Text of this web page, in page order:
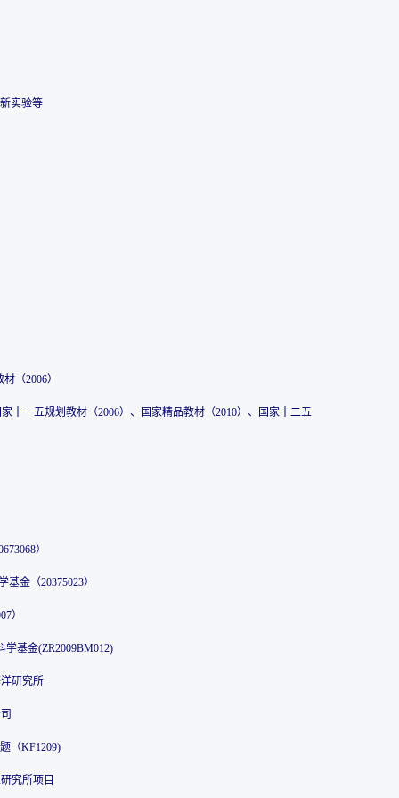
实验等
（2006）
十一五规划教材（2006）、国家精品教材（2010）、国家十二五
）
金（20375023）
）
学基金(ZR2009BM012)
研究所
（KF1209)
究所项目